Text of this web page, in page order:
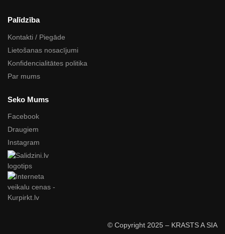
Palīdzība
Kontakti / Piegāde
Lietošanas nosacījumi
Konfidencialitātes politika
Par mums
Seko Mums
Facebook
Draugiem
Instagram
© Copyright 2025 – KRASTS A SIA